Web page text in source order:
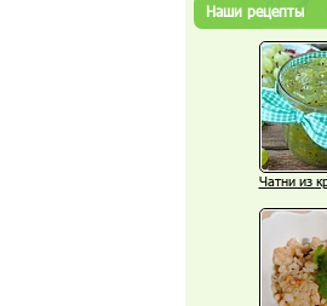
Наши рецепты
Чатни из